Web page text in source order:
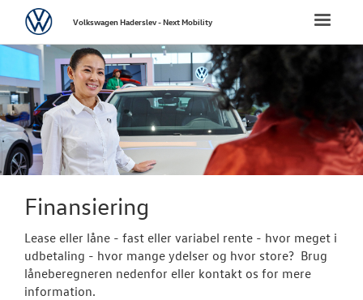
FORSIDE
NYE
NYE VAREBILER
Finansiering
Toggle
VolkswagenVolkswagen Haderslev - Next Mobility
Finansiering
Lease eller låne - fast eller variabel rente - hvor meget i
udbetaling - hvor mange ydelser og hvor store? Brug
låneberegneren nedenfor eller kontakt os for mere
information.